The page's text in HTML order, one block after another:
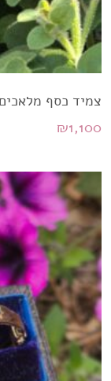
צמיד כסף מלאכים
₪1,100